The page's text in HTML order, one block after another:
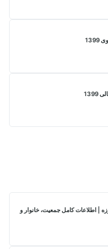
| اطلاعات کامل جمعیت، خانوار و